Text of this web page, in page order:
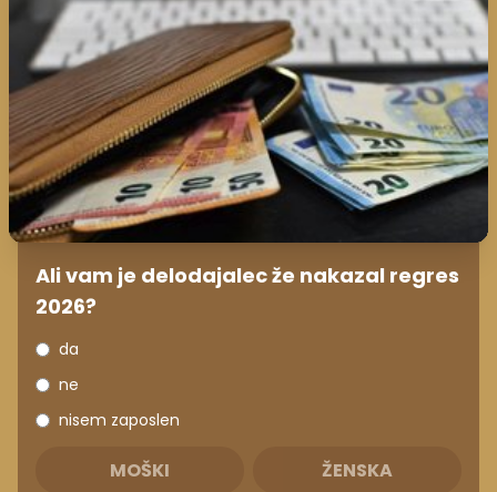
Ali vam je delodajalec že nakazal regres
2026?
da
ne
nisem zaposlen
MOŠKI ŽENSKA